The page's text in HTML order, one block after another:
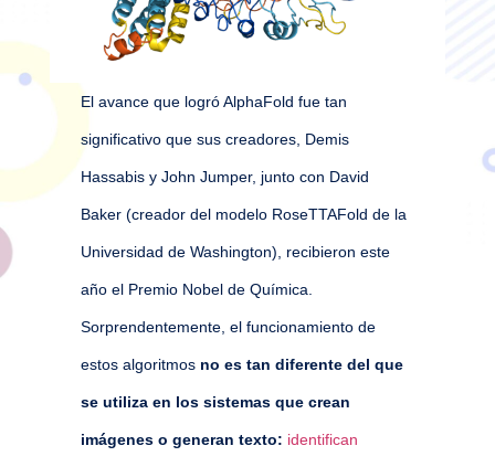
El avance que logró AlphaFold fue tan
significativo que sus creadores, Demis
Hassabis y John Jumper, junto con David
Baker (creador del modelo RoseTTAFold de la
Universidad de Washington), recibieron este
año el Premio Nobel de Química.
Sorprendentemente, el funcionamiento de
estos algoritmos no es tan diferente del que
se utiliza en los sistemas que crean
imágenes o generan texto: identifican